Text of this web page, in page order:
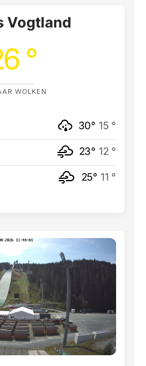
Vogtland
°
WOLKEN
30° 15 °
23° 12 °
25° 11 °